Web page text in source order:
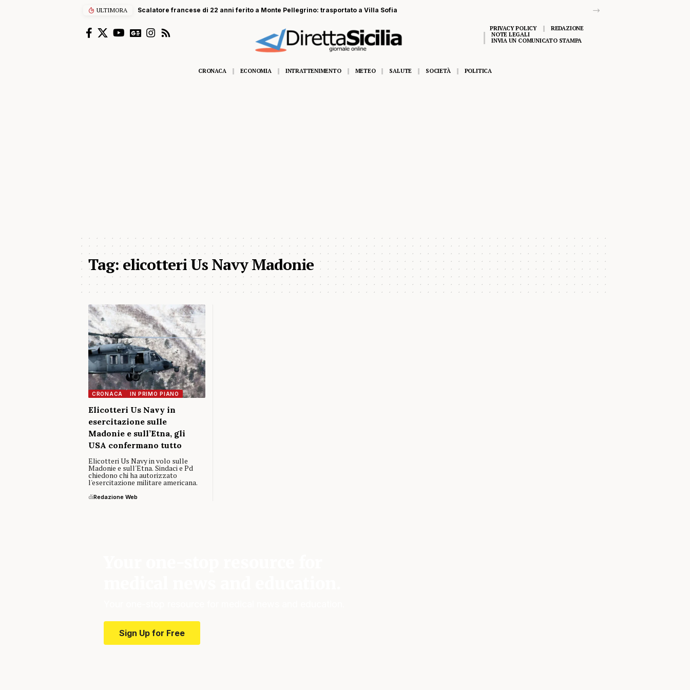
ULTIMORA Scalatore francese di 22 anni ferito a Monte Pellegrino: trasportato a Villa Sofia
PRIVACY POLICY
REDAZIONE
NOTE LEGALI
INVIA UN COMUNICATO STAMPA
CRONACA ECONOMIA INTRATTENIMENTO METEO SALUTE SOCIETÀ POLITICA
Tag:elicotteri Us Navy Madonie
CRONACA IN PRIMO PIANO
Elicotteri Us Navy in
esercitazione sulle
Madonie e sull’Etna, gli
USA confermano tutto
Elicotteri Us Navy in volo sulle
Madonie e sull'Etna. Sindaci e Pd
chiedono chi ha autorizzato
l'esercitazione militare americana.
diRedazione Web
Sign Up for Free